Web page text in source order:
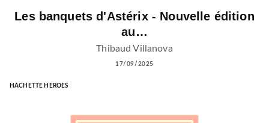
Les banquets d'Astérix - Nouvelle édition
au…
Thibaud Villanova
17/09/2025
HACHETTE HEROES